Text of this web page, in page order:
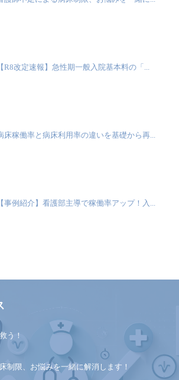
【R8改定速報】急性期一般入院基本料の「...
床稼働率と病床利用率の違いを基礎から再...
【事例紹介】看護部主導で稼働率アップ！入...
う！
制限、お悩みを一緒に解消します！